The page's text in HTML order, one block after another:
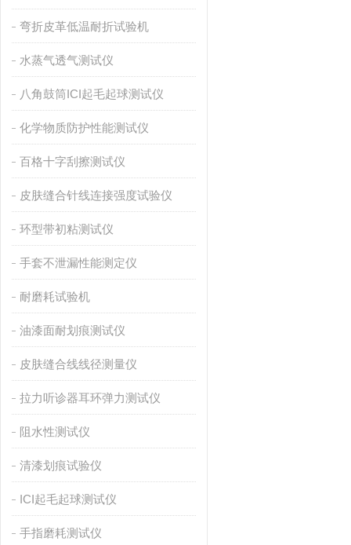
弯折皮革低温耐折试验机
水蒸气透气测试仪
八角鼓筒ICI起毛起球测试仪
化学物质防护性能测试仪
百格十字刮擦测试仪
皮肤缝合针线连接强度试验仪
环型带初粘测试仪
手套不泄漏性能测定仪
耐磨耗试验机
油漆面耐划痕测试仪
皮肤缝合线线径测量仪
拉力听诊器耳环弹力测试仪
阻水性测试仪
清漆划痕试验仪
ICI起毛起球测试仪
手指磨耗测试仪